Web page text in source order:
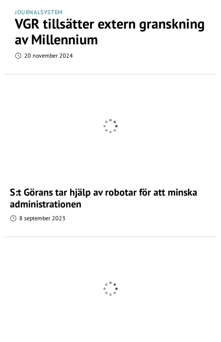
JOURNALSYSTEM
VGR tillsätter extern granskning
av Millennium
20 november 2024
S:t Görans tar hjälp av robotar för att minska
administrationen
8 september 2023